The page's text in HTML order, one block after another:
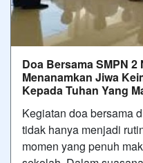
Doa Bersama SMPN
Menanamkan Jiwa
Kepada Tuhan Yang
Kegiatan doa bersama
tidak hanya menjadi
momen yang penuh